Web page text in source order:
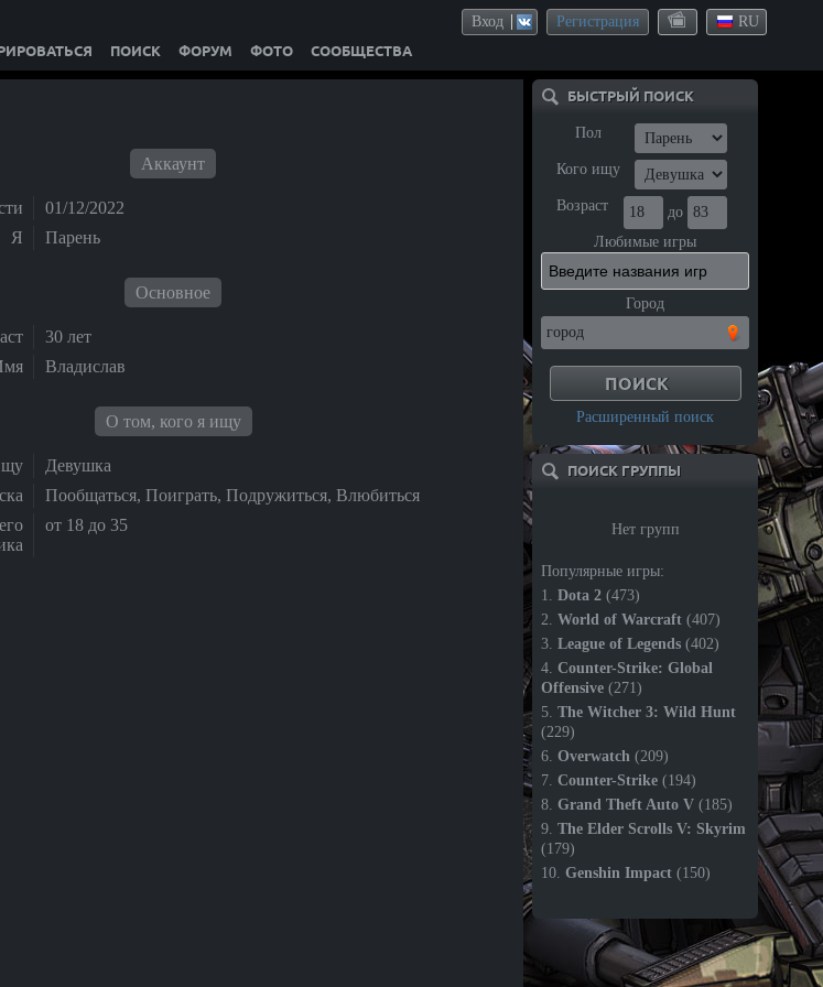
Вход Регистрация RU
ПОИСК ФОРУМ ФОТО СООБЩЕСТВА
Аккаунт
01/12/2022
Я
Парень
Основное
30 лет
Владислав
О том, кого я ищу
Девушка
Пообщаться, Поиграть, Подружиться, Влюбиться
от 18 до 35
БЫСТРЫЙ ПОИСК
Пол
Кого ищу
Возраст
до
Любимые игры
Город
Расширенный поиск
ПОИСК ГРУППЫ
Нет групп
Популярные игры:
1. Dota 2 (473)
2. World of Warcraft (407)
3. League of Legends (402)
4. Counter-Strike: Global
Offensive (271)
5. The Witcher 3: Wild Hunt
(229)
6. Overwatch (209)
7. Counter-Strike (194)
8. Grand Theft Auto V (185)
9. The Elder Scrolls V: Skyrim
(179)
10. Genshin Impact (150)